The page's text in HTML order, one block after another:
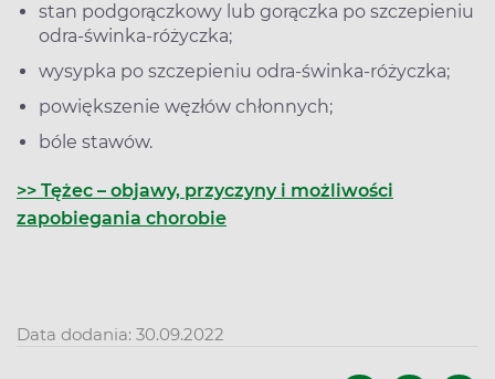
stan podgorączkowy lub gorączka po szczepieniu
odra-świnka-różyczka;
wysypka po szczepieniu odra-świnka-różyczka;
powiększenie węzłów chłonnych;
bóle stawów.
>> Tężec – objawy, przyczyny i możliwości
zapobiegania chorobie
Data dodania: 30.09.2022